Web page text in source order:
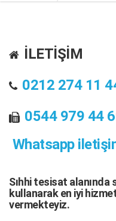
İLETİŞİM
0212 274 11
0544 979 44
Whatsapp
Sıhhi tesisat alanında
kullanarak en iyi
vermekteyiz.